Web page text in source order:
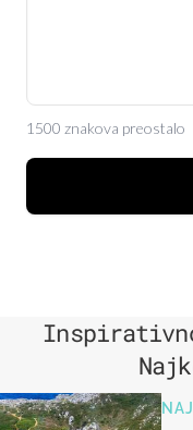
1500 znakova preostalo